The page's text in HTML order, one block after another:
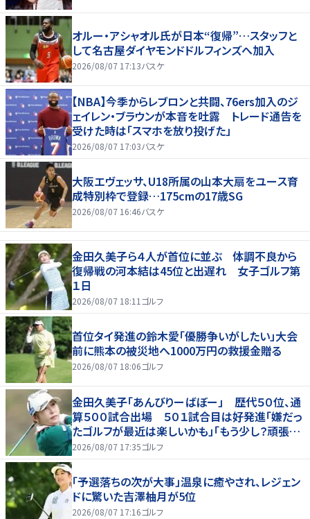
オルー・アシャオル氏が日本“復帰”…スタッフと
して名古屋ダイヤモンドドルフィンズへ加入
2026/08/07 17:13バスケ
【NBA】今季からレブロンと共闘、76ers加入のジ
ェイレン・ブラウンが本音を吐露 トレード通告を
受けた時は「スマホを放り投げた」
2026/08/07 17:03バスケ
大阪エヴェッサ、U18所属の山本大扇をユース育
成特別枠で登録…175cmの17歳SG
2026/08/07 16:46バスケ
金田久美子ら４人が首位に並ぶ 体調不良から
復帰戦の河本結は45位と出遅れ 女子ゴルフ第
１日
2026/08/07 18:11 ゴルフ
首位タイ発進の鈴木愛「優勝争いがしたい」大会
前に熊本の被災地へ1000万円の救援金贈る
2026/08/07 18:06ゴルフ
金田久美子「あんびりーばぼー」 歴代５０位、通
算５００試合出場 ５０１試合目は好発進「嫌だっ
たゴルフが最近は楽しいかも」「もう少し？頑張り
たいな」
2026/08/07 17:35ゴルフ
「予選落ちの次が大事」温泉に癒やされ、レジェン
ドに驚いた吉澤柚月が5位
2026/08/07 17:16ゴルフ